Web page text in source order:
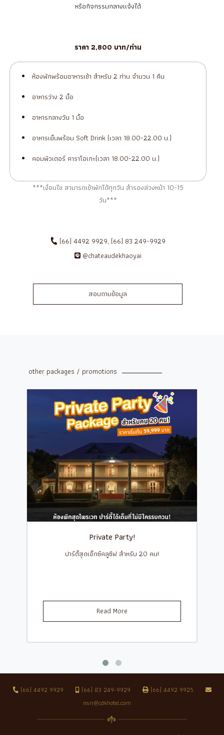
หรือกิจกรรมกลางแจ้งได้
ราคา 2,800 บาท/ท่าน
ห้องพักพร้อมอาหารเช้า สำหรับ 2 ท่าน จำนวน 1 คืน
อาหารว่าง 2 มื้อ
อาหารกลางวัน 1 มื้อ
อาหารเย็นพร้อม Soft Drink (เวลา 18.00-22.00 น.)
คอมพิวเตอร์ คาราโอเกะ(เวลา 18.00-22.00 น.)
***เงื่อนไข สามารถเข้าพักได้ทุกวัน สำรองล่วงหน้า 10-15
วัน***
(66) 4492 9929, (66) 83 249-9929
@chateaudekhaoyai
สอบถามข้อมูล
other packages / promotions
Private Party!
ปาร์ตี้สุดเอ็กซ์คลูซีฟ สำหรับ 20 คน!
Read More
(66) 4492 9929 (66) 83 249-9929
(66) 4492 9925
rsvn@cdkhotel.com